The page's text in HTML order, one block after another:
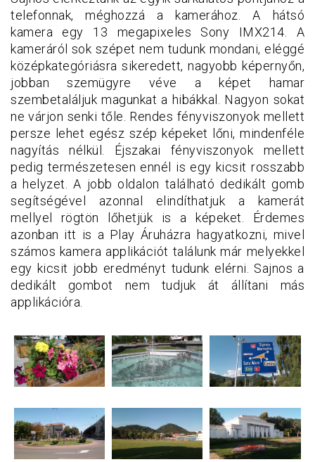
telefonnak, méghozzá a kamerához. A hátsó
kamera egy 13 megapixeles Sony IMX214. A
kameráról sok szépet nem tudunk mondani, eléggé
középkategóriásra sikeredett, nagyobb képernyőn,
jobban szemügyre véve a képet hamar
szembetaláljuk magunkat a hibákkal. Nagyon sokat
ne várjon senki tőle. Rendes fényviszonyok mellett
persze lehet egész szép képeket lőni, mindenféle
nagyítás nélkül. Éjszakai fényviszonyok mellett
pedig természetesen ennél is egy kicsit rosszabb
a helyzet. A jobb oldalon található dedikált gomb
segítségével azonnal elindíthatjuk a kamerát
mellyel rögtön lőhetjük is a képeket. Érdemes
azonban itt is a Play Áruházra hagyatkozni, mivel
számos kamera applikációt találunk már melyekkel
egy kicsit jobb eredményt tudunk elérni. Sajnos a
dedikált gombot nem tudjuk át állítani más
applikációra.